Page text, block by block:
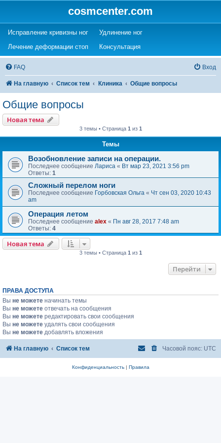
cosmcenter.com
Исправление кривизны ног(Opens a new tab)
Удлинение ног(Opens a new tab)
Лечение деформации стоп(Opens a new tab)
Консультация(Opens a new tab)
FAQ Вход
На главную Список тем Клиника Общие вопросы
Общие вопросы
Новая тема
3 темы • Страница 1 из 1
Темы
Возобновление записи на операции.
Последнее сообщение Лариса « Вт мар 23, 2021 3:56 pm
Ответы: 1
Сложный перелом ноги
Последнее сообщение Горбовская Ольга « Чт сен 03, 2020 10:43
am
Операция летом
Последнее сообщение alex « Пн авг 28, 2017 7:48 am
Ответы: 4
Новая тема
3 темы • Страница 1 из 1
Перейти
ПРАВА ДОСТУПА
Вы не можете начинать темы
Вы не можете отвечать на сообщения
Вы не можете редактировать свои сообщения
Вы не можете удалять свои сообщения
Вы не можете добавлять вложения
На главную Список тем Часовой пояс: UTC
Конфиденциальность| Правила